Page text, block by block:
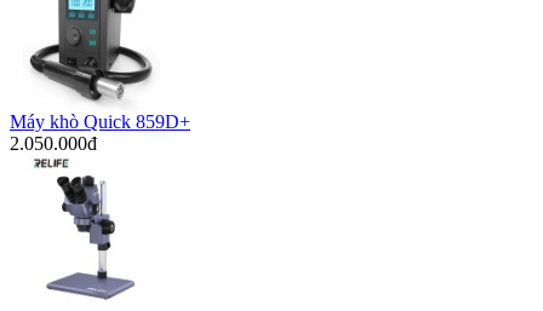
Máy khò Quick 859D+
2.050.000đ